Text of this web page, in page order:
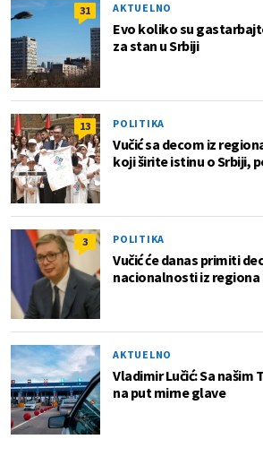
31 AKTUELNO
Evo koliko su
za stan u Srbiji
13 POLITIKA
Vučić sa decom iz
koji širite istinu o Srbiji,
3 POLITIKA
Vučić će danas primiti
nacionalnosti iz regiona
AKTUELNO
Vladimir Lučić: Sa našim
na put mirne glave